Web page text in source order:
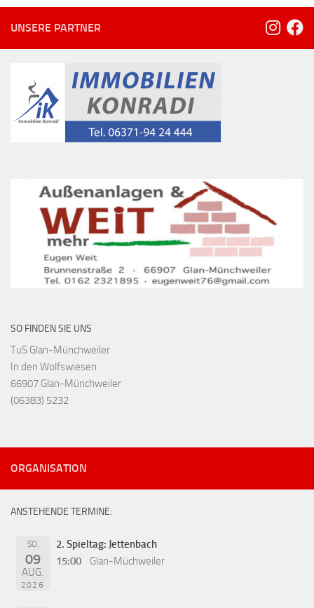
UNSERE PARTNER
SO FINDEN SIE UNS
TuS Glan-Münchweiler
In den Wolfswiesen
66907 Glan-Münchweiler
(06383) 5232
ORGANISATION
ANSTEHENDE TERMINE:
SO.
09
AUG.
2026
2. Spieltag: Jettenbach
15:00
Glan-Müchweiler